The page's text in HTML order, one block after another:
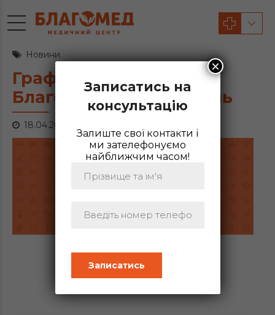
Новини
Графік роботи МЦ
Благомед на Великдень
18.04.2025
Записатись на
консультацію
Залиште свої контакти і
ми зателефонуємо
найближчим часом!
×